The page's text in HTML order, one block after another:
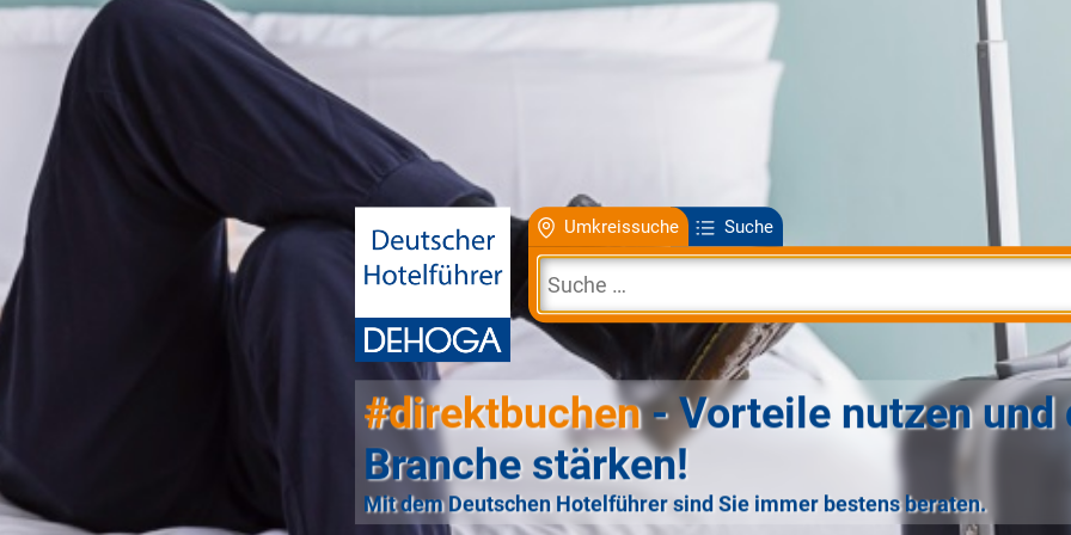
Umkreissuche Suche
#direktbuchen- Vorteile nutzen und
Branche stärken!
Mit dem Deutschen Hotelführer sind Sie immer bestens beraten.